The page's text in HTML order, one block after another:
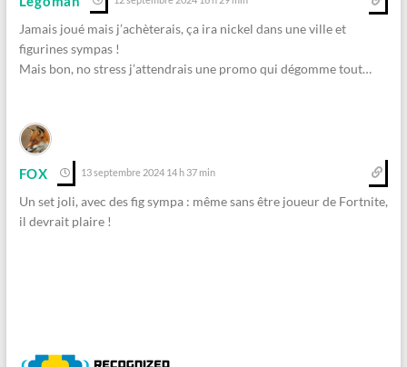
Jamais joué mais j’achèterais, ça ira nickel dans une ville et
figurines sympas !
Mais bon, no stress j’attendrais une promo qui dégomme tout…
FOX 13 septembre 2024 14 h 37 min
Un set joli, avec des fig sympa : même sans être joueur de Fortnite,
il devrait plaire !